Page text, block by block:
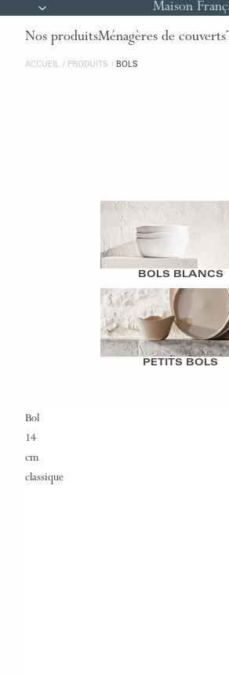
Maison
Nos produitsMénagères de couverts
ACCUEIL PRODUITS BOLS
Bols Blancs
BOLS BLANCS
Petits Bols
PETITS BOLS
Bol
14
cm
classique